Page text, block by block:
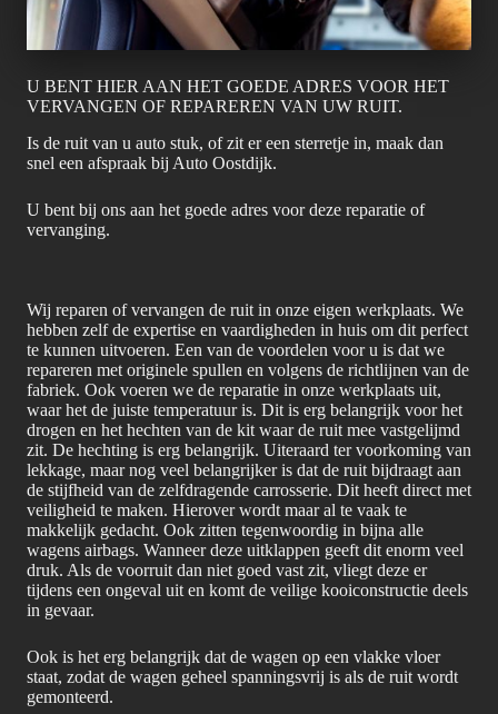
U BENT HIER AAN HET GOEDE ADRES VOOR HET
VERVANGEN OF REPAREREN VAN UW RUIT.
Is de ruit van u auto stuk, of zit er een sterretje in, maak dan
snel een afspraak bij Auto Oostdijk.
U bent bij ons aan het goede adres voor deze reparatie of
vervanging.
Wij reparen of vervangen de ruit in onze eigen werkplaats. We
hebben zelf de expertise en vaardigheden in huis om dit perfect
te kunnen uitvoeren. Een van de voordelen voor u is dat we
repareren met originele spullen en volgens de richtlijnen van de
fabriek. Ook voeren we de reparatie in onze werkplaats uit,
waar het de juiste temperatuur is. Dit is erg belangrijk voor het
drogen en het hechten van de kit waar de ruit mee vastgelijmd
zit. De hechting is erg belangrijk. Uiteraard ter voorkoming van
lekkage, maar nog veel belangrijker is dat de ruit bijdraagt aan
de stijfheid van de zelfdragende carrosserie. Dit heeft direct met
veiligheid te maken. Hierover wordt maar al te vaak te
makkelijk gedacht. Ook zitten tegenwoordig in bijna alle
wagens airbags. Wanneer deze uitklappen geeft dit enorm veel
druk. Als de voorruit dan niet goed vast zit, vliegt deze er
tijdens een ongeval uit en komt de veilige kooiconstructie deels
in gevaar.
Ook is het erg belangrijk dat de wagen op een vlakke vloer
staat, zodat de wagen geheel spanningsvrij is als de ruit wordt
gemonteerd.